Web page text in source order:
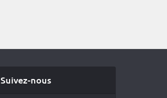
Suivez-nous